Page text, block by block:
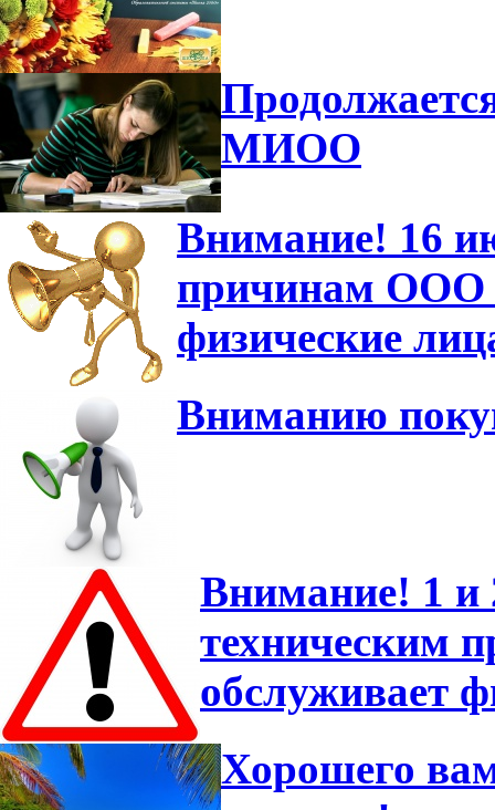
МИОО
Внимание! 16
причинам ООО
физические
Вниманию
Внимание! 1 и
техническим
обслуживает
Хорошего